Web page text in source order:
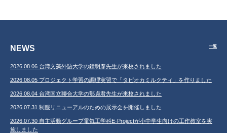
NEWS 一覧
2026.08.06 台湾文藻外語大学の鐘明彥先生が来校されました
2026.08.05 プロジェクト学習の調理実習で「タピオカミルクティ」を作りました
2026.08.04 台湾国立聯合大学の鄂貞君先生が来校されました
2026.07.31 制服リニューアルのための展示会を開催しました
2026.07.30 自主活動グループ電気工学科E-Projectが小中学生向けの工作教室を実
施しました